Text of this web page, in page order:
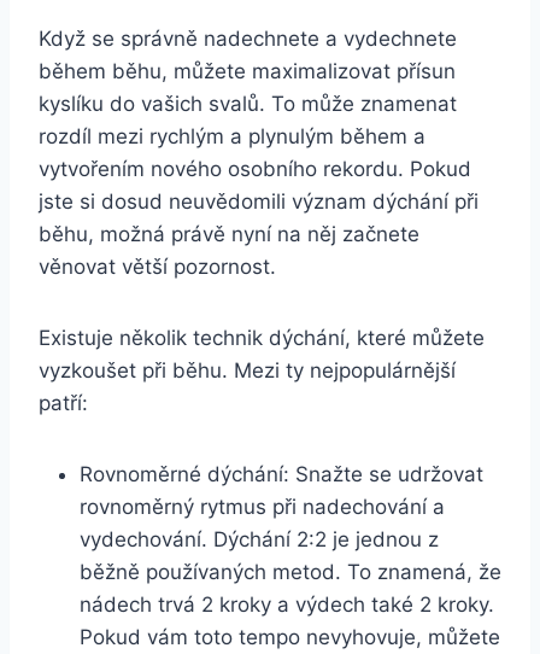
Když se správně nadechnete a vydechnete
během běhu, můžete maximalizovat přísun
kyslíku do vašich svalů. To může znamenat
rozdíl mezi rychlým a plynulým během a
vytvořením nového osobního rekordu. Pokud
jste si dosud neuvědomili význam dýchání při
běhu, možná právě nyní na něj začnete
věnovat větší pozornost.
Existuje několik technik dýchání, které můžete
vyzkoušet při běhu. Mezi ty nejpopulárnější
patří:
Rovnoměrné dýchání: Snažte se udržovat
rovnoměrný rytmus při nadechování a
vydechování. Dýchání 2:2 je jednou z
běžně používaných metod. To znamená, že
nádech trvá 2 kroky a výdech také 2 kroky.
Pokud vám toto tempo nevyhovuje, můžete